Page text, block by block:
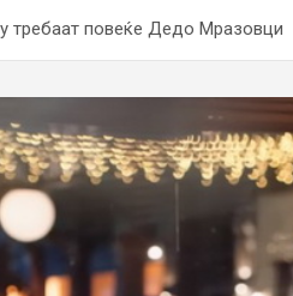
требаат повеќе Дедо Мразовци